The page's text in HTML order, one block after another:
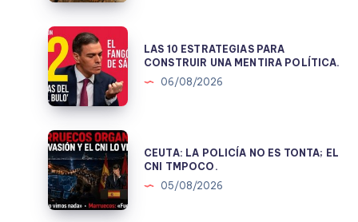
JUICIO
LAS
10
ESTRATEGIAS
PARA
CONSTRUIR
UNA
MENTIRA
POLÍTICA.
LAS 10 ESTRATEGIAS PARA
CONSTRUIR UNA MENTIRA POLÍTICA.
06/08/2026
CEUTA:
LA
POLICÍA
NO
CEUTA: LA POLICÍA NO ES TONTA; EL
CNI TMPOCO.
05/08/2026